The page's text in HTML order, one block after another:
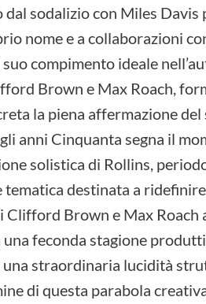
sodalizio con Miles Davis
nome e a collaborazioni
compimento ideale
Brown e Max Roach,
la piena affermazione
anni Cinquanta segna il
solistica di Rollins,
destinata a
Brown e Max Roach
feconda stagione
una straordinaria lucidità
di questa parabola